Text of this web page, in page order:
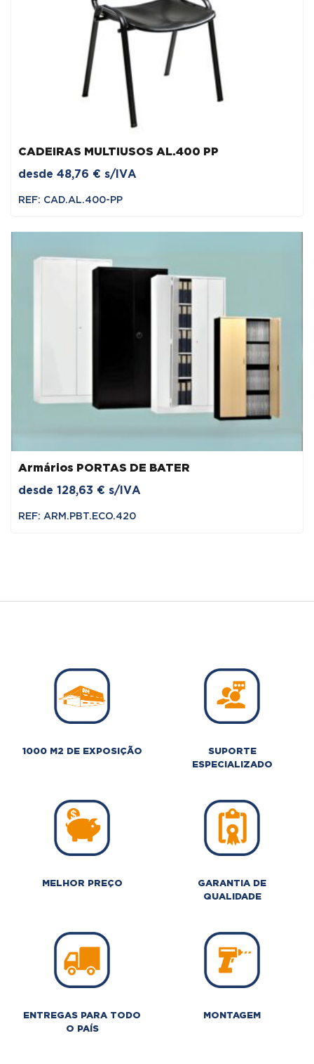
CADEIRAS MULTIUSOS AL.400 PP
desde 48,76 € s/IVA
REF: CAD.AL.400-PP
Armários PORTAS DE BATER
desde 128,63 € s/IVA
REF: ARM.PBT.ECO.420
1000 M2 DE EXPOSIÇÃO
SUPORTE
ESPECIALIZADO
MELHOR PREÇO
GARANTIA DE
QUALIDADE
ENTREGAS PARA TODO
O PAÍS
MONTAGEM